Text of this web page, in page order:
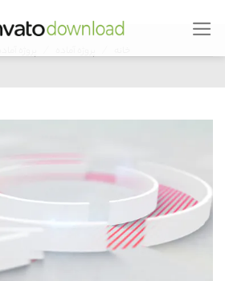
Skip
to
/
/